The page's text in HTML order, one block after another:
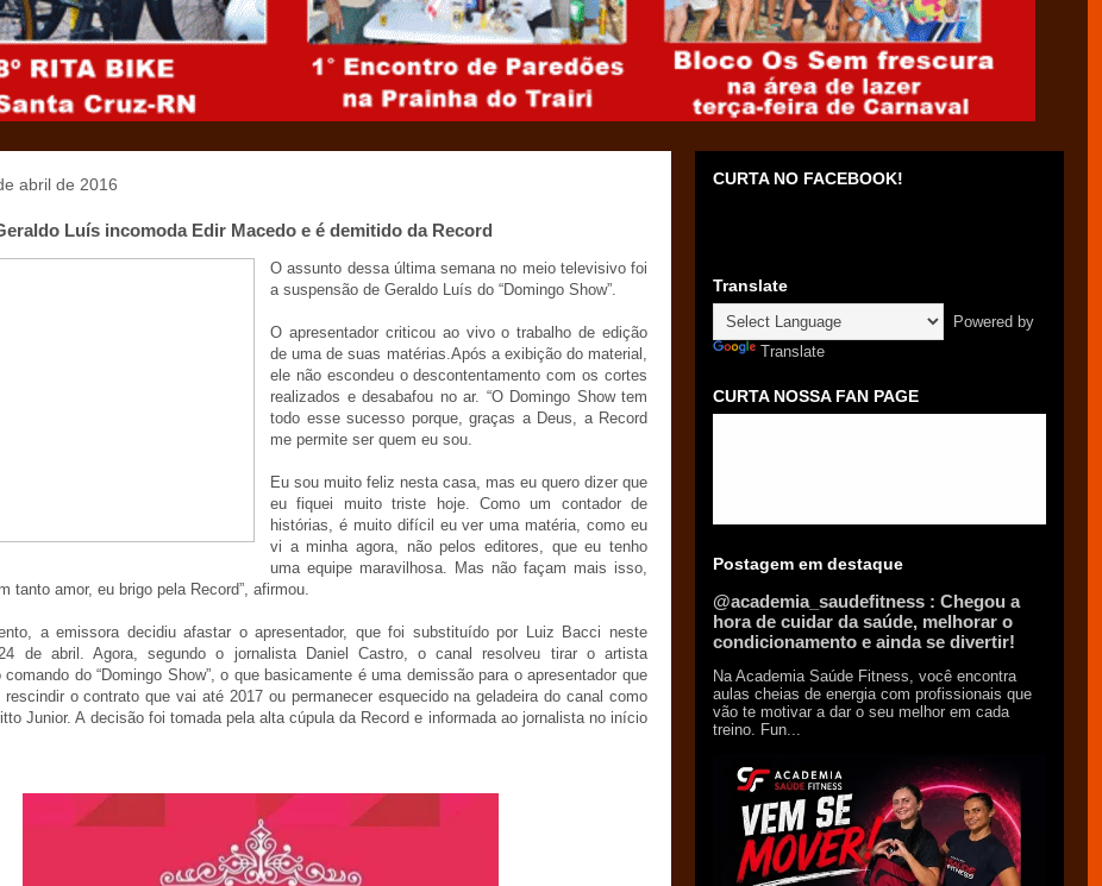
abril de 2016
Luís incomoda Edir Macedo e é demitido da Record
O assunto dessa última semana no meio televisivo foi
a suspensão de Geraldo Luís do “Domingo Show”.
O apresentador criticou ao vivo o trabalho de edição
de uma de suas matérias.Após a exibição do material,
ele não escondeu o descontentamento com os cortes
realizados e desabafou no ar. “O Domingo Show tem
todo esse sucesso porque, graças a Deus, a Record
me permite ser quem eu sou.
Eu sou muito feliz nesta casa, mas eu quero dizer que
eu fiquei muito triste hoje. Como um contador de
histórias, é muito difícil eu ver uma matéria, como eu
vi a minha agora, não pelos editores, que eu tenho
uma equipe maravilhosa. Mas não façam mais isso,
tanto amor, eu brigo pela Record”, afirmou.
a emissora decidiu afastar o apresentador, que foi substituído por Luiz Bacci neste
de abril. Agora, segundo o jornalista Daniel Castro, o canal resolveu tirar o artista
do “Domingo Show”, o que basicamente é uma demissão para o apresentador que
o contrato que vai até 2017 ou permanecer esquecido na geladeira do canal como
Junior. A decisão foi tomada pela alta cúpula da Record e informada ao jornalista no início
CURTA NO FACEBOOK!
Translate
Powered by
Translate
CURTA NOSSA FAN PAGE
Postagem em destaque
@academia_saudefitness : Chegou a
hora de cuidar da saúde, melhorar o
condicionamento e ainda se divertir!
Na Academia Saúde Fitness, você encontra
aulas cheias de energia com profissionais que
vão te motivar a dar o seu melhor em cada
treino. Fun...